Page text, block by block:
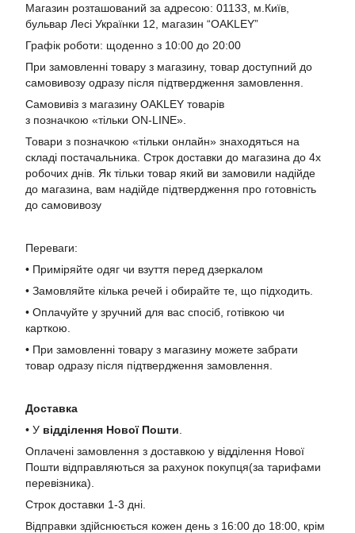
Магазин розташований за адресою: 01133, м.Київ,
бульвар Лесі Українки 12, магазин “OAKLEY”
Графік роботи: щоденно з 10:00 до 20:00
При замовленні товару з магазину, товар доступний до
самовивозу одразу після підтвердження замовлення.
Самовивіз з магазину OAKLEY товарів
з позначкою «тільки ON-LINE».
Товари з позначкою «тільки онлайн» знаходяться на
складі постачальника. Строк доставки до магазина до 4х
робочих днів. Як тільки товар який ви замовили надійде
до магазина, вам надійде підтвердження про готовність
до самовивозу
Переваги:
• Приміряйте одяг чи взуття перед дзеркалом
• Замовляйте кілька речей і обирайте те, що підходить.
• Оплачуйте у зручний для вас спосіб, готівкою чи
карткою.
• При замовленні товару з магазину можете забрати
товар одразу після підтвердження замовлення.
Доставка
• У відділення Нової Пошти
Оплачені замовлення з доставкою у відділення Нової
Пошти відправляються за рахунок покупця(за тарифами
перевізника).
Строк доставки 1-3 дні.
Відправки здійснюється кожен день з 16:00 до 18:00, крім